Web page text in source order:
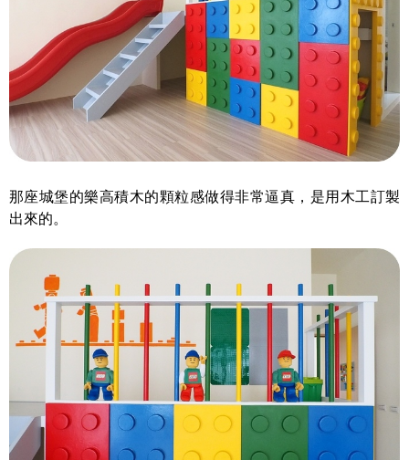
那座城堡的樂高積木的顆粒感做得非常逼真，是用木工訂製
出來的。